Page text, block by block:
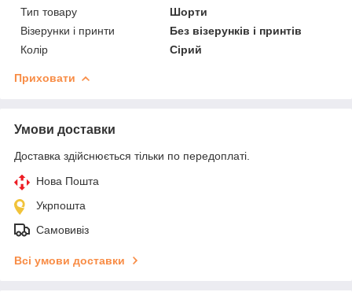
Тип товару
Шорти
Візерунки і принти
Без візерунків і принтів
Колір
Сірий
Приховати
Умови доставки
Доставка здійснюється тільки по передоплаті.
Нова Пошта
Укрпошта
Самовивіз
Всі умови доставки